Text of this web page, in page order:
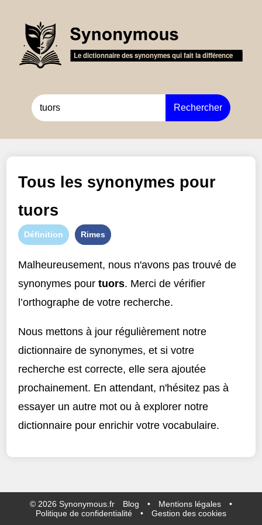
Rechercher
Tous les synonymes pour
tuors
Définition Rimes
Malheureusement, nous n'avons pas trouvé de
synonymes pourtuors. Merci de vérifier
l’orthographe de votre recherche.
Nous mettons à jour régulièrement notre
dictionnaire de synonymes, et si votre
recherche est correcte, elle sera ajoutée
prochainement. En attendant, n'hésitez pas à
essayer un autre mot ou à explorer notre
dictionnaire pour enrichir votre vocabulaire.
© 2026 Synonymous.fr Blog • Mentions légales
•
Politique de confidentialité
• Gestion des cookies